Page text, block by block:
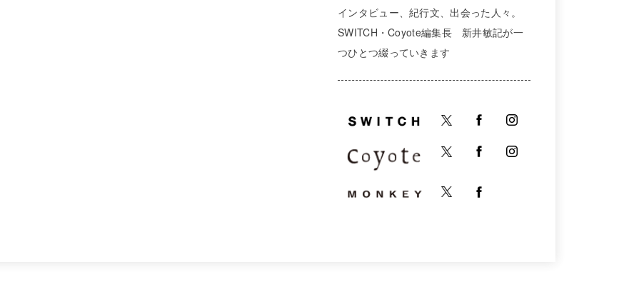
インタビュー、紀行文、出会った人々。
SWITCH・Coyote編集長 新井敏記が一
つひとつ綴っていきます